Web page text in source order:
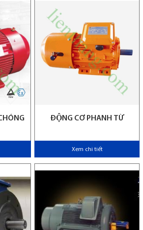
ĐỘNG CƠ PHANH TỪ
Xem chi tiết